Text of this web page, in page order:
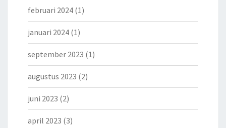
februari 2024 (1)
januari 2024 (1)
september 2023 (1)
augustus 2023 (2)
juni 2023 (2)
april 2023 (3)